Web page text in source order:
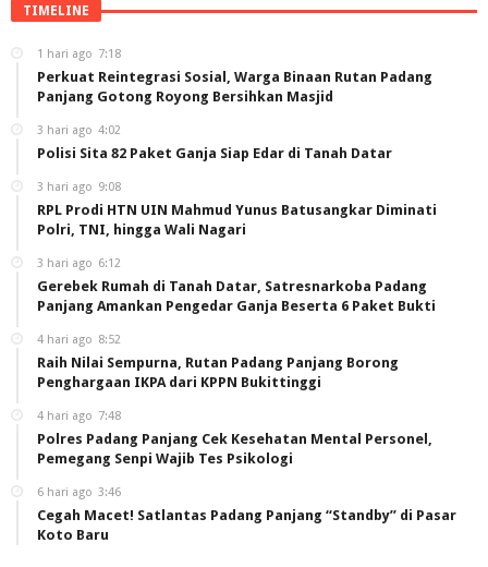
TIMELINE
1 hari ago 7:18
Perkuat Reintegrasi Sosial, Warga Binaan Rutan Padang
Panjang Gotong Royong Bersihkan Masjid
3 hari ago 4:02
Polisi Sita 82 Paket Ganja Siap Edar di Tanah Datar
3 hari ago 9:08
RPL Prodi HTN UIN Mahmud Yunus Batusangkar Diminati
Polri, TNI, hingga Wali Nagari
3 hari ago 6:12
Gerebek Rumah di Tanah Datar, Satresnarkoba Padang
Panjang Amankan Pengedar Ganja Beserta 6 Paket Bukti
4 hari ago 8:52
Raih Nilai Sempurna, Rutan Padang Panjang Borong
Penghargaan IKPA dari KPPN Bukittinggi
4 hari ago 7:48
Polres Padang Panjang Cek Kesehatan Mental Personel,
Pemegang Senpi Wajib Tes Psikologi
6 hari ago 3:46
Cegah Macet! Satlantas Padang Panjang “Standby” di Pasar
Koto Baru